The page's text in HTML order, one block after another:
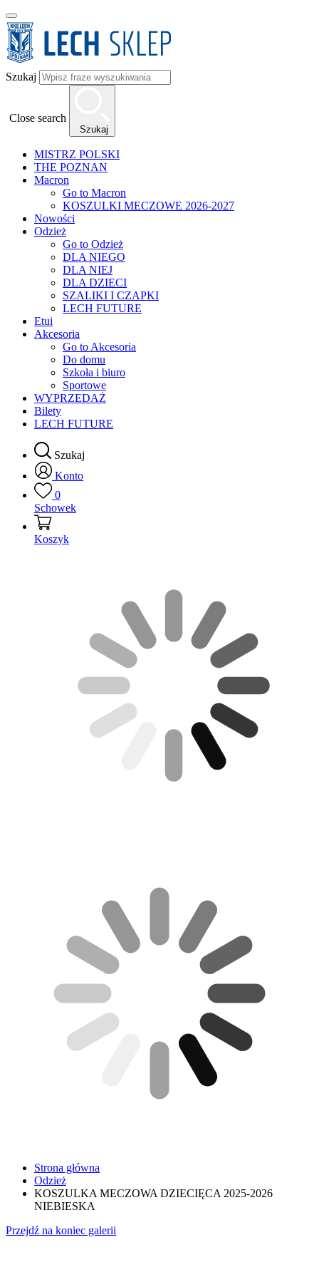
Szukaj
Close search
Szukaj
MISTRZ POLSKI
THE POZNAN
Macron
Go to Macron
KOSZULKI MECZOWE 2026-2027
Nowości
Odzież
Go to Odzież
DLA NIEGO
DLA NIEJ
DLA DZIECI
SZALIKI I CZAPKI
LECH FUTURE
Etui
Akcesoria
Go to Akcesoria
Do domu
Szkoła i biuro
Sportowe
WYPRZEDAŻ
Bilety
LECH FUTURE
Szukaj
Konto
0
Schowek
Koszyk
Strona główna
Odzież
KOSZULKA MECZOWA DZIECIĘCA 2025-2026
NIEBIESKA
Przejdź na koniec galeriiNazwisko